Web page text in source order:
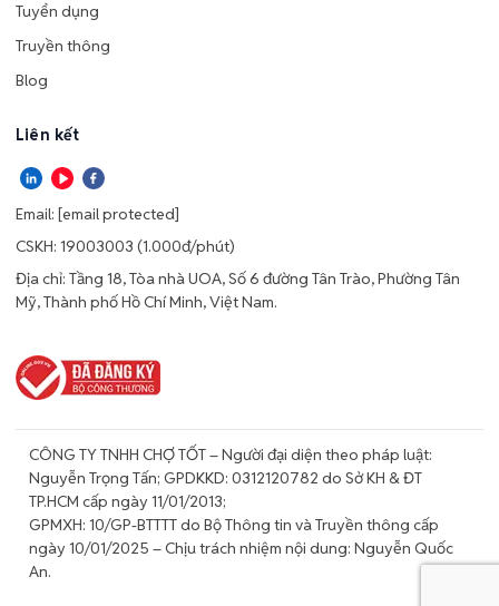
Tuyển dụng
Truyền thông
Blog
Liên kết
Email: [email protected]
CSKH: 19003003 (1.000đ/phút)
Địa chỉ: Tầng 18, Tòa nhà UOA, Số 6 đường Tân Trào, Phường Tân
Mỹ, Thành phố Hồ Chí Minh, Việt Nam.
CÔNG TY TNHH CHỢ TỐT – Người đại diện theo pháp luật:
Nguyễn Trọng Tấn; GPDKKD: 0312120782 do Sở KH & ĐT
TP.HCM cấp ngày 11/01/2013;
GPMXH: 10/GP-BTTTT do Bộ Thông tin và Truyền thông cấp
ngày 10/01/2025 – Chịu trách nhiệm nội dung: Nguyễn Quốc
An.